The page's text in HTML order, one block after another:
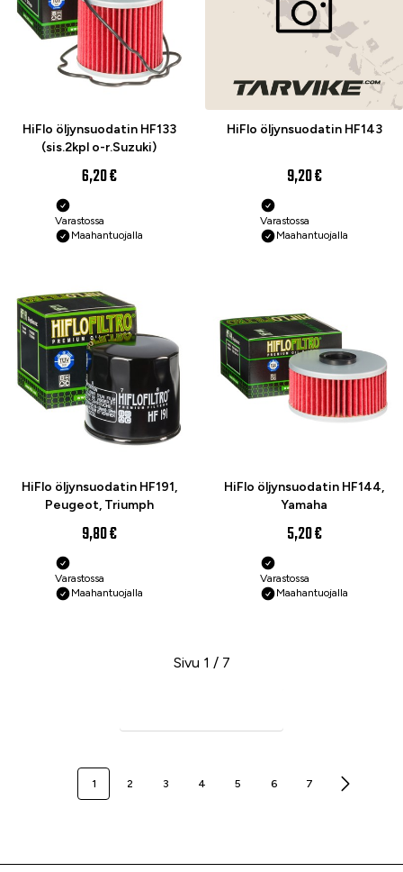
HiFlo öljynsuodatin HF133
(sis.2kpl o-r.Suzuki)
6,20 €
Varastossa
Maahantuojalla
HiFlo öljynsuodatin HF143
9,20 €
Varastossa
Maahantuojalla
HiFlo öljynsuodatin HF191,
Peugeot, Triumph
9,80 €
Varastossa
Maahantuojalla
HiFlo öljynsuodatin HF144,
Yamaha
5,20 €
Varastossa
Maahantuojalla
Sivu 1 / 7
1 2 3 4 5 6 7